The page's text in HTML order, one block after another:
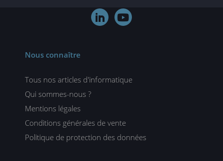
 
Nous connaître
Tous nos articles d'informatique
Qui sommes-nous ?
Mentions légales
Conditions générales de vente
Politique de protection des données